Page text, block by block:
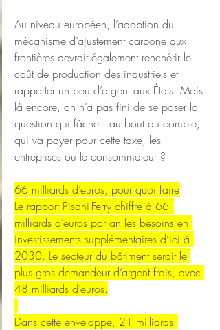
Au niveau européen, l’adoption du
mécanisme d’ajustement carbone aux
frontières devrait également renchérir le
coût de production des industriels et
rapporter un peu d’argent aux États. Mais
là encore, on n’a pas fini de se poser la
question qui fâche : au bout du compte,
qui va payer pour cette taxe, les
entreprises ou le consommateur ?
-------
66 milliards d’euros, pour quoi faire
Le rapport Pisani-Ferry chiffre à 66
milliards d’euros par an les besoins en
investissements supplémentaires d’ici à
2030. Le secteur du bâtiment serait le
plus gros demandeur d’argent frais, avec
48 milliards d’euros.
Dans cette enveloppe, 21 milliards